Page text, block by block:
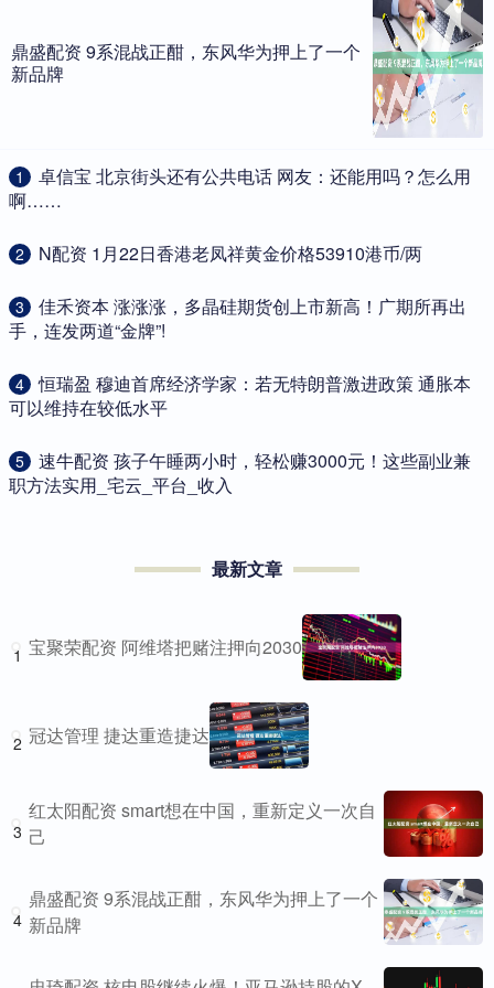
鼎盛配资 9系混战正酣，东风华为押上了一个
新品牌
1
​卓信宝 北京街头还有公共电话 网友：还能用吗？怎么用
啊……
2 ​N配资 1月22日香港老凤祥黄金价格53910港币/两
3
​佳禾资本 涨涨涨，多晶硅期货创上市新高！广期所再出
手，连发两道“金牌”!
4
​恒瑞盈 穆迪首席经济学家：若无特朗普激进政策 通胀本
可以维持在较低水平
5
​速牛配资 孩子午睡两小时，轻松赚3000元！这些副业兼
职方法实用_宅云_平台_收入
最新文章
1 宝聚荣配资 阿维塔把赌注押向2030
2 冠达管理 捷达重造捷达
3
红太阳配资 smart想在中国，重新定义一次自
己
4
鼎盛配资 9系混战正酣，东风华为押上了一个
新品牌